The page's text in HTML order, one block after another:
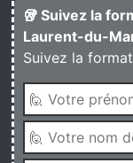
🥡 Suivez la
Laurent-du-
Suivez la